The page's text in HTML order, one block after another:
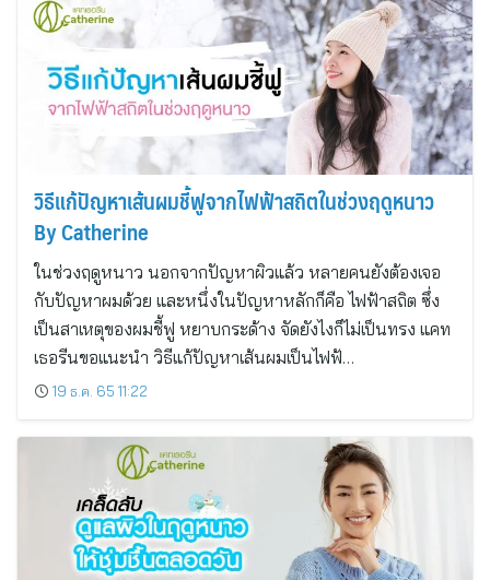
วิธีแก้ปัญหาเส้นผมชี้ฟูจากไฟฟ้าสถิตในช่วงฤดูหนาว
By Catherine
ในช่วงฤดูหนาว นอกจากปัญหาผิวแล้ว หลายคนยังต้องเจอ
กับปัญหาผมด้วย และหนึ่งในปัญหาหลักก็คือ ไฟฟ้าสถิต ซึ่ง
เป็นสาเหตุของผมชี้ฟู หยาบกระด้าง จัดยังไงก็ไม่เป็นทรง แคท
เธอรีนขอแนะนำ วิธีแก้ปัญหาเส้นผมเป็นไฟฟ้…
19 ธ.ค. 65 11:22